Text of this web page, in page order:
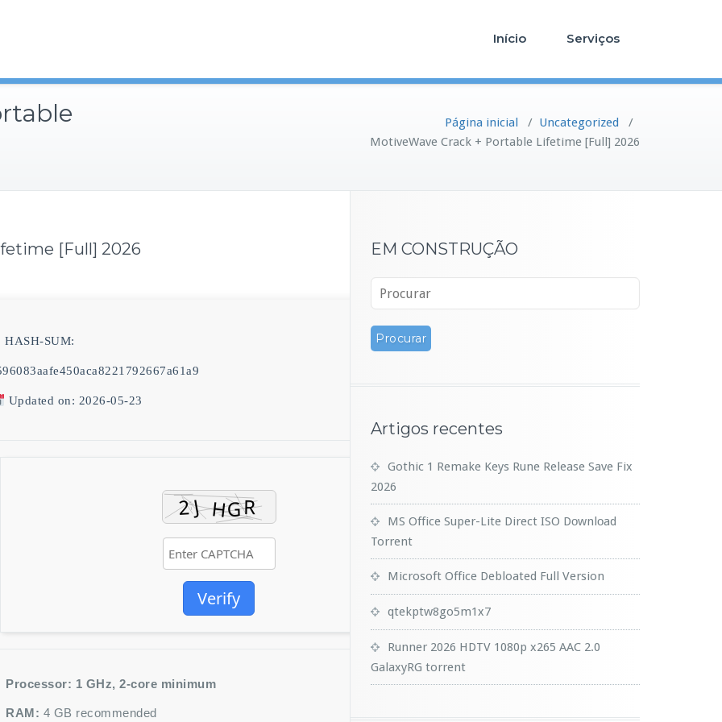
Início Serviços
Página inicial / Uncategorized /
MotiveWave Crack + Portable Lifetime [Full] 2026
[Full] 2026
SUM:
Updated on: 2026-05-23
Verify
Processor: 1 GHz, 2-core minimum
RAM: 4 GB recommended
EM CONSTRUÇÃO
Artigos recentes
Gothic 1 Remake Keys Rune Release Save Fix
2026
MS Office Super-Lite Direct ISO Dоwnlоad
Torrent
Microsoft Office Debloated Full Version
qtekptw8go5m1x7
Runner 2026 HDTV 1080p x265 AAC 2.0
GalaxyRG torrent